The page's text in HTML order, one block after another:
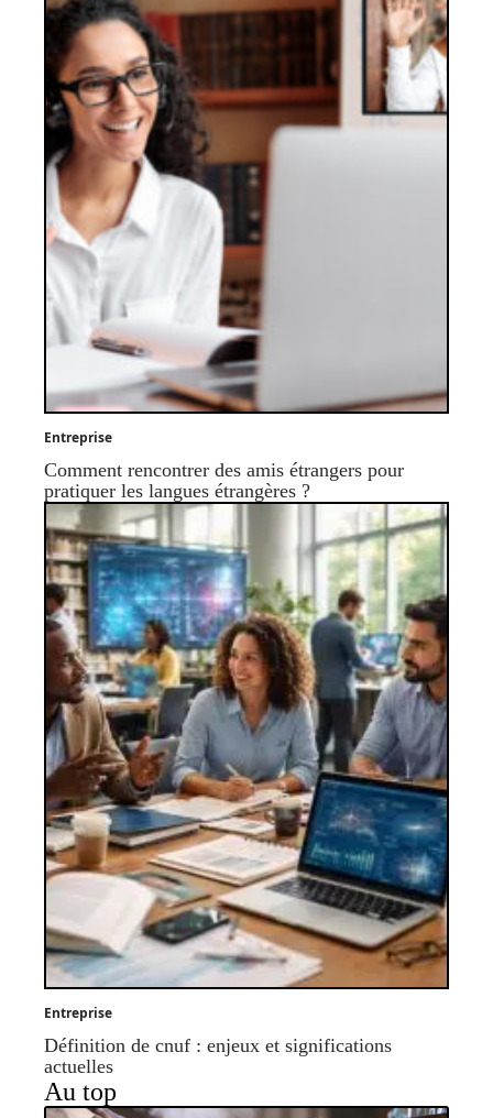
Entreprise
Comment rencontrer des amis étrangers pour
pratiquer les langues étrangères ?
Entreprise
Définition de cnuf : enjeux et significations
actuelles
Au top